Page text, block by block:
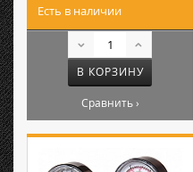
Есть в наличии
В КОРЗИНУ
Сравнить ›